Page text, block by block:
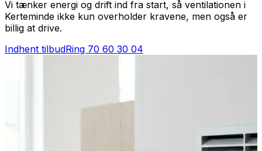
Vi tænker energi og drift ind fra start, så ventilationen i
Kerteminde ikke kun overholder kravene, men også er
billig at drive.
Indhent tilbudRing 70 60 30 04